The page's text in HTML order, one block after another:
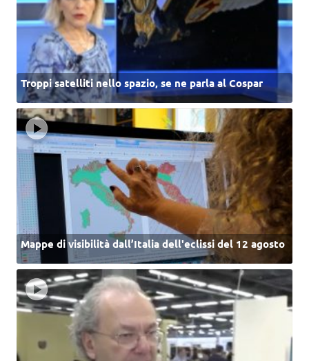
Troppi satelliti nello spazio, se ne parla al Cospar
Mappe di visibilità dall’Italia dell'eclissi del 12 agosto